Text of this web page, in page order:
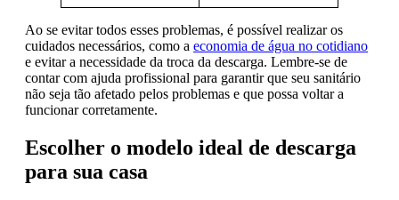
Ao se evitar todos esses problemas, é possível realizar os
cuidados necessários, como a economia de água no cotidiano
e evitar a necessidade da troca da descarga. Lembre-se de
contar com ajuda profissional para garantir que seu sanitário
não seja tão afetado pelos problemas e que possa voltar a
funcionar corretamente.
Escolher o modelo ideal de descarga
para sua casa